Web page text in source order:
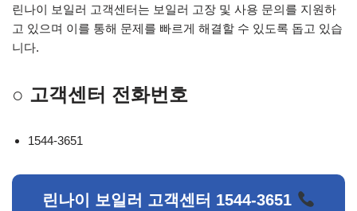
린나이 보일러 고객센터는 보일러 고장 및 사용 문의를 지원하
고 있으며 이를 통해 문제를 빠르게 해결할 수 있도록 돕고 있습
니다.
○ 고객센터 전화번호
1544-3651
린나이 보일러 고객센터 1544-3651